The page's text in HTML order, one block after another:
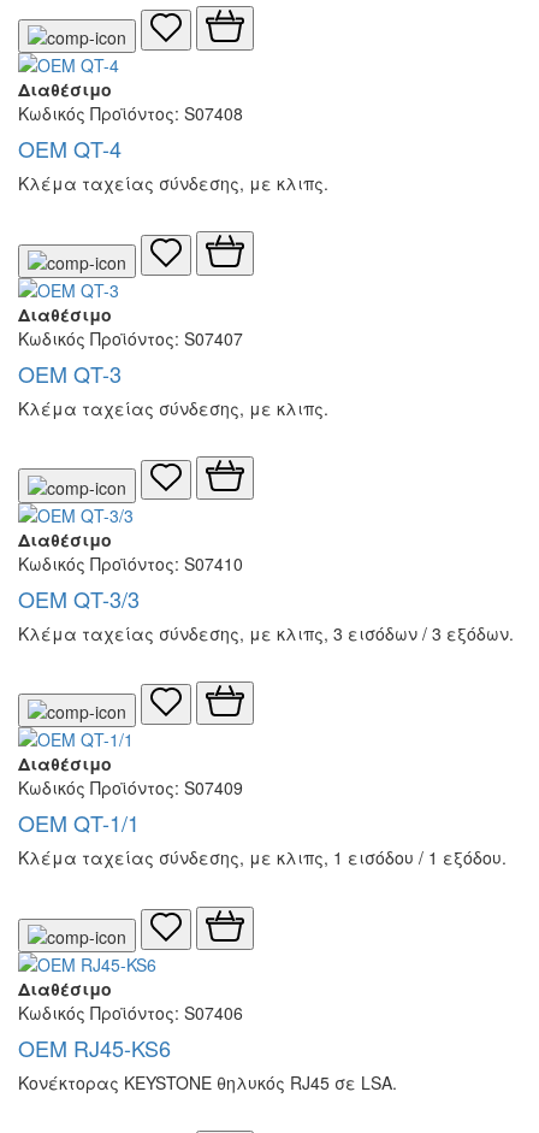
Διαθέσιμο
Κωδικός Προϊόντος: S07408
OEM QT-4
Κλέμα ταχείας σύνδεσης, με κλιπς.
Διαθέσιμο
Κωδικός Προϊόντος: S07407
OEM QT-3
Κλέμα ταχείας σύνδεσης, με κλιπς.
Διαθέσιμο
Κωδικός Προϊόντος: S07410
OEM QT-3/3
Κλέμα ταχείας σύνδεσης, με κλιπς, 3 εισόδων / 3 εξόδων.
Διαθέσιμο
Κωδικός Προϊόντος: S07409
OEM QT-1/1
Κλέμα ταχείας σύνδεσης, με κλιπς, 1 εισόδου / 1 εξόδου.
Διαθέσιμο
Κωδικός Προϊόντος: S07406
OEM RJ45-KS6
Κονέκτορας KEYSTONE θηλυκός RJ45 σε LSA.